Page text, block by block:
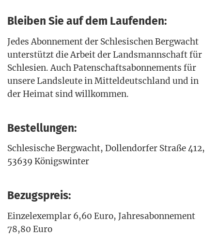
Bleiben Sie auf dem Laufenden:
JedesAbon­ne­mentder Schle­si­schen Berg­wacht
unter­stützt die Arbeit der Lands­mann­schaft für
Schle­si­en. AuchPaten­schafts­abon­ne­ments für
unse­re Lands­leu­te in Mit­tel­deutsch­land und in
der Hei­mat sind willkommen.
Bestellungen:
Schle­si­sche Berg­wacht, Dol­len­dor­fer Stra­ße 412,
53639 Königswinter
Bezugspreis:
Ein­zel­ex­em­plar 6,60 Euro, Jah­res­abon­ne­ment
78,80 Euro